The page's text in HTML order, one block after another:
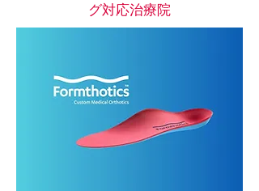
グ対応治療院